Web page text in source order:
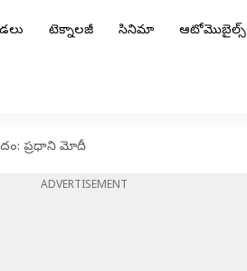
టెక్నాలజీ సినిమా ఆటోమొబైల్స్
ప్రధాని మోదీ
ADVERTISEMENT